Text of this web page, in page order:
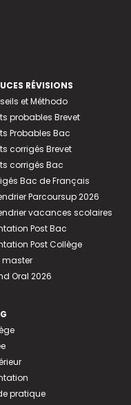
RÉVISIONS
et Méthodo
probables Brevet
Probables Bac
corrigés Brevet
corrigés Bac
Bac de Français
Parcoursup 2026
vacances scolaires
Post Bac
Post Collège
master
Oral 2026
pratique